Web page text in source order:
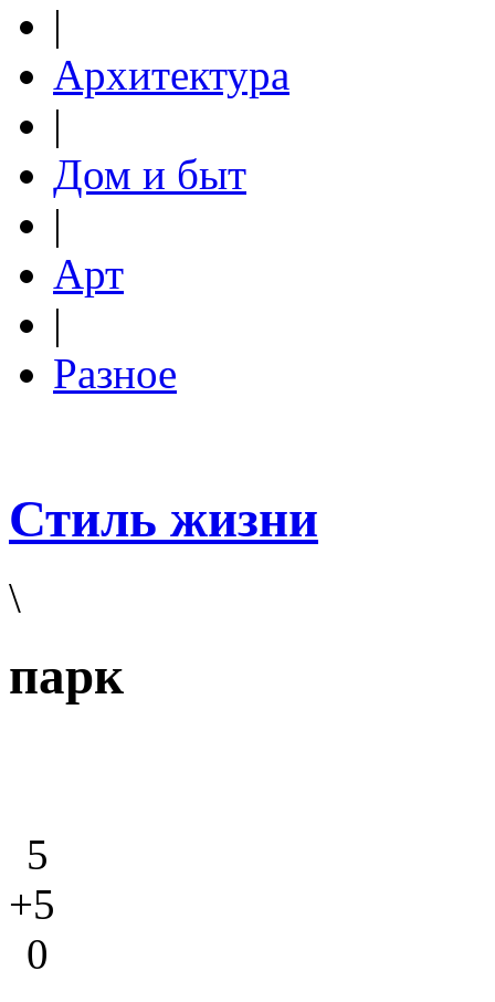
|
Архитектура
|
Дом и быт
|
Арт
|
Разное
Стиль жизни
\
парк
5
+5
0